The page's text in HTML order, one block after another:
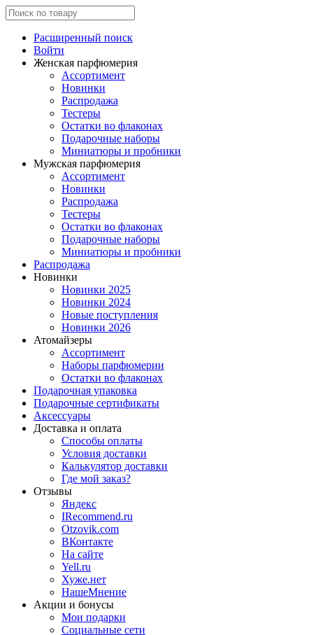
Расширенный поиск
Войти
Женская парфюмерия
Ассортимент
Новинки
Распродажа
Тестеры
Остатки во флаконах
Подарочные наборы
Миниатюры и пробники
Мужская парфюмерия
Ассортимент
Новинки
Распродажа
Тестеры
Остатки во флаконах
Подарочные наборы
Миниатюры и пробники
Распродажа
Новинки
Новинки 2025
Новинки 2024
Новые поступления
Новинки 2026
Атомайзеры
Ассортимент
Наборы парфюмерии
Остатки во флаконах
Подарочная упаковка
Подарочные сертификаты
Аксессуары
Доставка и оплата
Способы оплаты
Условия доставки
Калькулятор доставки
Где мой заказ?
Отзывы
Яндекс
IRecommend.ru
Otzovik.com
ВКонтакте
На сайте
Yell.ru
Хуже.нет
НашеМнение
Акции и бонусы
Мои подарки
Социальные сети